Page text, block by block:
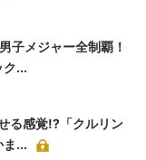
子メジャー全制覇！
ク...
る感覚!?「クルリン
ま...